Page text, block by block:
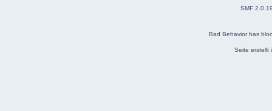
SMF
Bad Behaviorhas
Seite erstellt